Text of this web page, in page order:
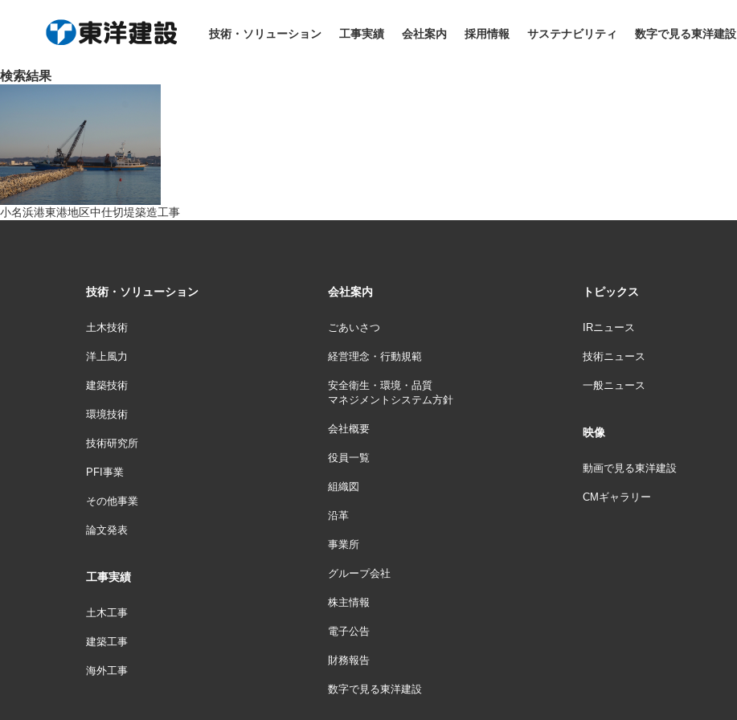
技術・ソリューション 工事実績 会社案内 採用情報 サステナビリティ 数字で見る東洋建設
検索結果
小名浜港東港地区中仕切堤築造工事
技術・ソリューション
土木技術
洋上風力
建築技術
環境技術
技術研究所
PFI事業
その他事業
論文発表
工事実績
土木工事
建築工事
海外工事
会社案内
ごあいさつ
経営理念・行動規範
安全衛生・環境・品質
マネジメントシステム方針
会社概要
役員一覧
組織図
沿革
事業所
グループ会社
株主情報
電子公告
財務報告
数字で見る東洋建設
トピックス
IRニュース
技術ニュース
一般ニュース
映像
動画で見る東洋建設
CMギャラリー